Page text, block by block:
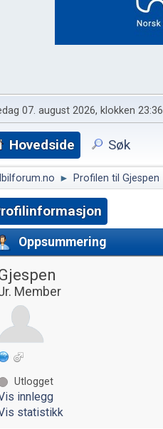
07. august 2026, klokken 23:36
Hovedside Søk
► Profilen til Gjespen
Oppsummering
Member
Utlogget
innlegg
statistikk